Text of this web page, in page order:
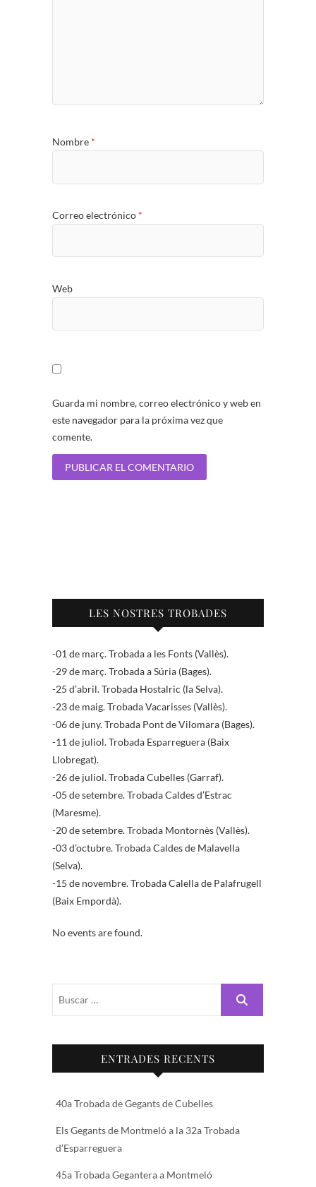
Nombre *
Correo electrónico *
Web
Guarda mi nombre, correo electrónico y web en
este navegador para la próxima vez que
comente.
LES NOSTRES TROBADES
-01 de març. Trobada a les Fonts (Vallès).
-29 de març. Trobada a Súria (Bages).
-25 d’abril. Trobada Hostalric (la Selva).
-23 de maig. Trobada Vacarisses (Vallès).
-06 de juny. Trobada Pont de Vilomara (Bages).
-11 de juliol. Trobada Esparreguera (Baix
Llobregat).
-26 de juliol. Trobada Cubelles (Garraf).
-05 de setembre. Trobada Caldes d’Estrac
(Maresme).
-20 de setembre. Trobada Montornès (Vallès).
-03 d’octubre. Trobada Caldes de Malavella
(Selva).
-15 de novembre. Trobada Calella de Palafrugell
(Baix Empordà).
No events are found.
Buscar
ENTRADES RECENTS
40a Trobada de Gegants de Cubelles
Els Gegants de Montmeló a la 32a Trobada
d’Esparreguera
45a Trobada Gegantera a Montmeló